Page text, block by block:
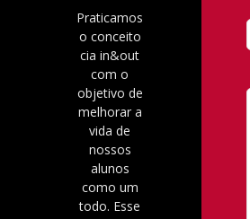
Praticamos
o conceito
cia in&out
com o
objetivo de
melhorar a
vida de
nossos
alunos
como um
todo. Esse